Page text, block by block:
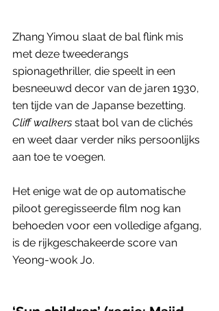
Zhang Yimou slaat de bal flink mis
met deze tweederangs
spionagethriller, die speelt in een
besneeuwd decor van de jaren 1930,
ten tijde van de Japanse bezetting.
Cliff walkers staat bol van de clichés
en weet daar verder niks persoonlijks
aan toe te voegen.
Het enige wat de op automatische
piloot geregisseerde film nog kan
behoeden voor een volledige afgang,
is de rijkgeschakeerde score van
Yeong-wook Jo.